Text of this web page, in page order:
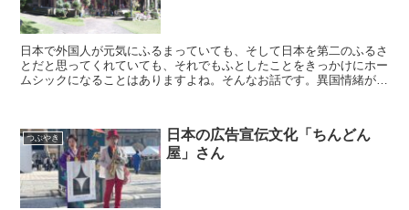
日本で外国人が元気にふるまっていても、そして日本を第二のふるさ
とだと思ってくれていても、それでもふとしたことをきっかけにホー
ムシックになることはありますよね。そんなお話です。異国情緒が涙
つぶやき
日本の広告宣伝文化「ちんどん
屋」さん